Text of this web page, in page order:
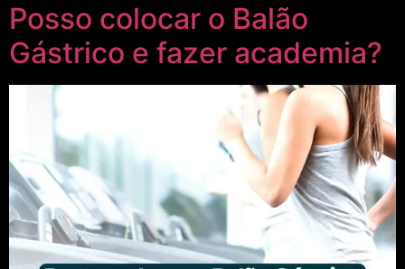
Posso colocar o Balão
Gástrico e fazer academia?